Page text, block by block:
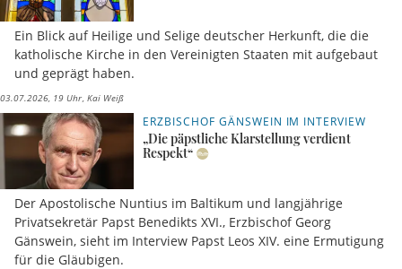
Ein Blick auf Heilige und Selige deutscher Herkunft, die die
katholische Kirche in den Vereinigten Staaten mit aufgebaut
und geprägt haben.
03.07.2026, 19 Uhr Kai Weiß
ERZBISCHOF GÄNSWEIN IM INTERVIEW
„Die päpstliche Klarstellung verdient
Respekt“
Der Apostolische Nuntius im Baltikum und langjährige
Privatsekretär Papst Benedikts XVI., Erzbischof Georg
Gänswein, sieht im Interview Papst Leos XIV. eine Ermutigung
für die Gläubigen.